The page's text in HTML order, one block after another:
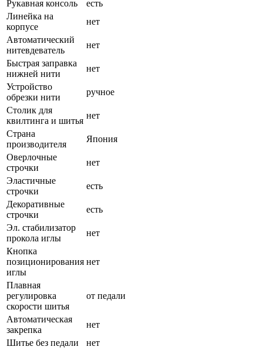
Рукавная консоль
есть
Линейка на
корпусе
нет
Автоматический
нитевдеватель
нет
Быстрая заправка
нижней нити
нет
Устройство
обрезки нити
ручное
Столик для
квилтинга и шитья
нет
Страна
производителя
Япония
Оверлочные
строчки
нет
Эластичные
строчки
есть
Декоративные
строчки
есть
Эл. стабилизатор
прокола иглы
нет
Кнопка
позиционирования
иглы
нет
Плавная
регулировка
скорости шитья
от педали
Автоматическая
закрепка
нет
Шитье без педали
нет